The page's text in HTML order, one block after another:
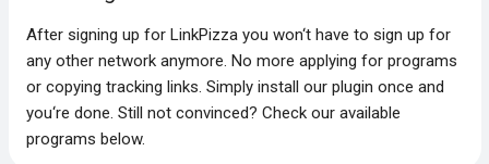
After signing up for LinkPizza you won‘t have to sign up for
any other network anymore. No more applying for programs
or copying tracking links. Simply install our plugin once and
you‘re done. Still not convinced? Check our available
programs below.